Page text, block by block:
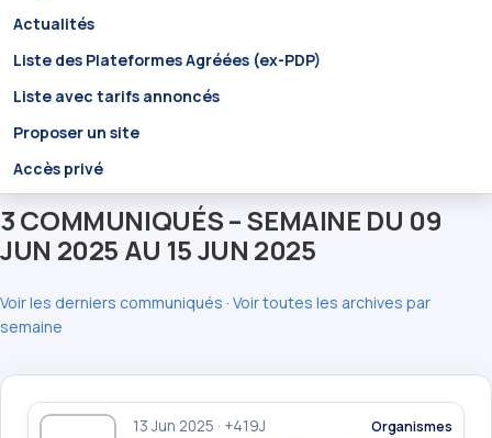
Actualités
Liste des Plateformes Agréées (ex-PDP)
Liste avec tarifs annoncés
Proposer un site
Accès privé
3 COMMUNIQUÉS – SEMAINE DU 09
JUN 2025 AU 15 JUN 2025
Voir les derniers communiqués · Voir toutes les archives par
semaine
13 Jun 2025 · +419J Organismes